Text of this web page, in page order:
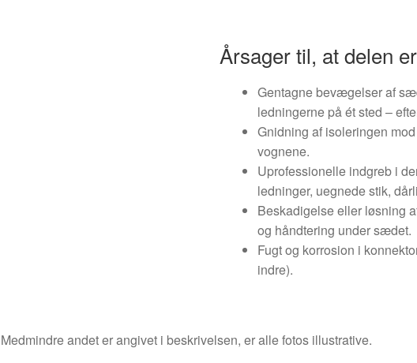
Årsager til, at delen
Gentagne bevægelser af
ledningerne på ét sted –
Gnidning af isoleringen
vognene.
Uprofessionelle indgreb i
ledninger, uegnede stik,
Beskadigelse eller løsning
og håndtering under sædet.
Fugt og korrosion i
indre).
Medmindre andet er angivet i beskrivelsen, er alle fotos illustrative.